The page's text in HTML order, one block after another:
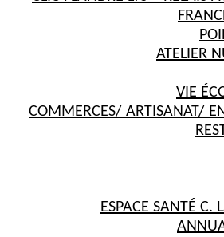
ATELIER
VIE
COMMERCES/ ARTISANAT/
ESPACE SANTÉ C.